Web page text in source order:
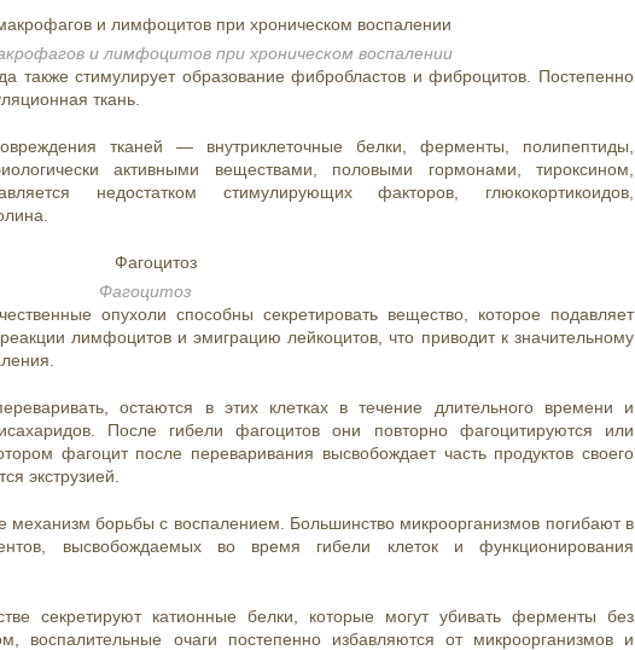
и лимфоцитов при хроническом воспалении
также стимулирует образование фибробластов и фиброцитов. Постепенно
ткань.
тканей — внутриклеточные белки, ферменты, полипептиды,
активными веществами, половыми гормонами, тироксином,
недостатком стимулирующих факторов, глюкокортикоидов,
Фагоцитоз
опухоли способны секретировать вещество, которое подавляет
лимфоцитов и эмиграцию лейкоцитов, что приводит к значительному
остаются в этих клетках в течение длительного времени и
После гибели фагоцитов они повторно фагоцитируются или
фагоцит после переваривания высвобождает часть продуктов своего
экструзией.
борьбы с воспалением. Большинство микроорганизмов погибают в
высвобождаемых во время гибели клеток и функционирования
секретируют катионные белки, которые могут убивать ферменты без
воспалительные очаги постепенно избавляются от микроорганизмов и